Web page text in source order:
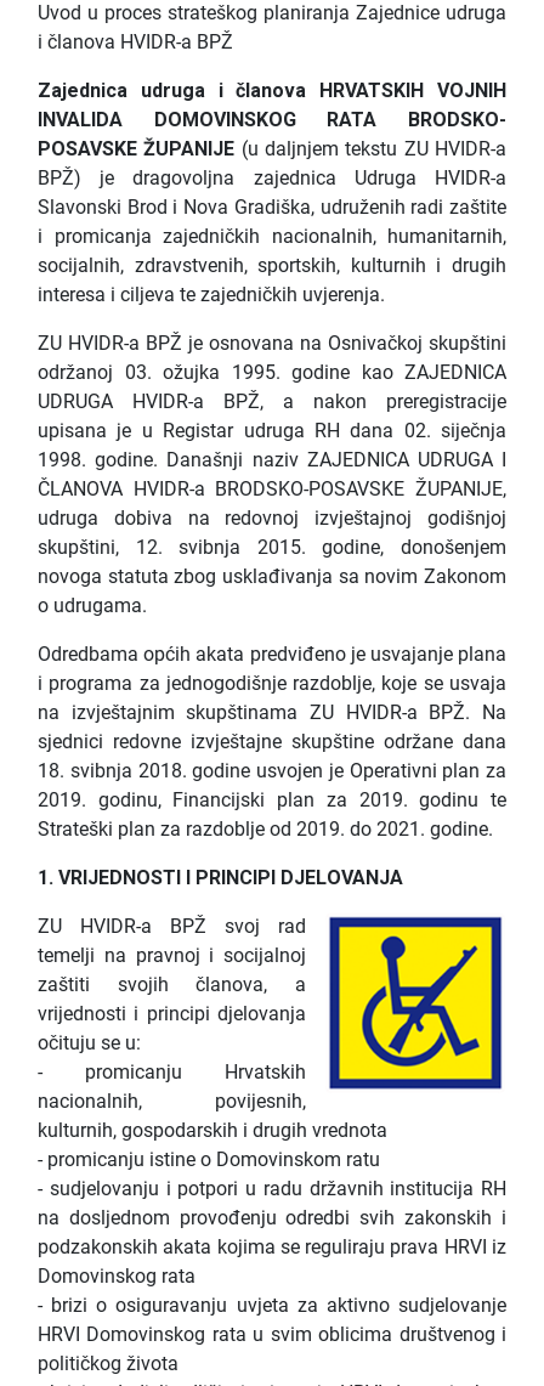
Uvod u proces strateškog planiranja Zajednice udruga
i članova HVIDR-a BPŽ
Zajednica udruga i članova HRVATSKIH VOJNIH
INVALIDA DOMOVINSKOG RATA BRODSKO-
POSAVSKE ŽUPANIJE (u daljnjem tekstu ZU HVIDR-a
BPŽ) je dragovoljna zajednica Udruga HVIDR-a
Slavonski Brod i Nova Gradiška, udruženih radi zaštite
i promicanja zajedničkih nacionalnih, humanitarnih,
socijalnih, zdravstvenih, sportskih, kulturnih i drugih
interesa i ciljeva te zajedničkih uvjerenja.
ZU HVIDR-a BPŽ je osnovana na Osnivačkoj skupštini
održanoj 03. ožujka 1995. godine kao ZAJEDNICA
UDRUGA HVIDR-a BPŽ, a nakon preregistracije
upisana je u Registar udruga RH dana 02. siječnja
1998. godine. Današnji naziv ZAJEDNICA UDRUGA I
ČLANOVA HVIDR-a BRODSKO-POSAVSKE ŽUPANIJE,
udruga dobiva na redovnoj izvještajnoj godišnjoj
skupštini, 12. svibnja 2015. godine, donošenjem
novoga statuta zbog usklađivanja sa novim Zakonom
o udrugama.
Odredbama općih akata predviđeno je usvajanje plana
i programa za jednogodišnje razdoblje, koje se usvaja
na izvještajnim skupštinama ZU HVIDR-a BPŽ. Na
sjednici redovne izvještajne skupštine održane dana
18. svibnja 2018. godine usvojen je Operativni plan za
2019. godinu, Financijski plan za 2019. godinu te
Strateški plan za razdoblje od 2019. do 2021. godine.
1. VRIJEDNOSTI I PRINCIPI DJELOVANJA
ZU HVIDR-a BPŽ svoj rad
temelji na pravnoj i socijalnoj
zaštiti svojih članova, a
vrijednosti i principi djelovanja
očituju se u:
- promicanju Hrvatskih
nacionalnih, povijesnih,
kulturnih, gospodarskih i drugih vrednota
- promicanju istine o Domovinskom ratu
- sudjelovanju i potpori u radu državnih institucija RH
na dosljednom provođenju odredbi svih zakonskih i
podzakonskih akata kojima se reguliraju prava HRVI iz
Domovinskog rata
- brizi o osiguravanju uvjeta za aktivno sudjelovanje
HRVI Domovinskog rata u svim oblicima društvenog i
političkog života